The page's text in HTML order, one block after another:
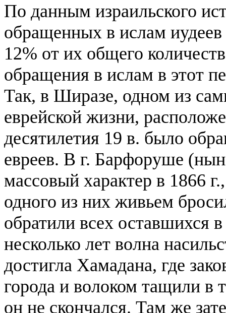
По данным израильского
обращенных в ислам
12% от их общего
обращения в ислам в этот
Так, в Ширазе, одном из
еврейской жизни,
десятилетия 19 в. было
евреев. В г. Барфоруше
массовый характер в 1866
одного из них живьем
обратили всех оставшихся
несколько лет волна
достигла Хамадана, где
города и волоком тащили в
он не скончался. Там же